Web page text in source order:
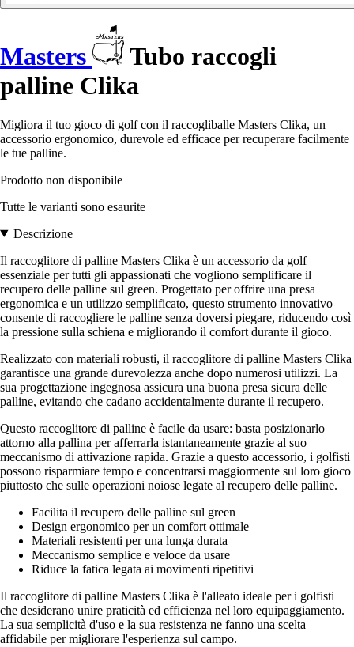
Masters
Tubo raccogli
palline Clika
Migliora il tuo gioco di golf con il raccogliballe Masters Clika, un
accessorio ergonomico, durevole ed efficace per recuperare facilmente
le tue palline.
Prodotto non disponibile
Tutte le varianti sono esaurite
Descrizione
Il raccoglitore di palline Masters Clika è un accessorio da golf
essenziale per tutti gli appassionati che vogliono semplificare il
recupero delle palline sul green. Progettato per offrire una presa
ergonomica e un utilizzo semplificato, questo strumento innovativo
consente di raccogliere le palline senza doversi piegare, riducendo così
la pressione sulla schiena e migliorando il comfort durante il gioco.
Realizzato con materiali robusti, il raccoglitore di palline Masters Clika
garantisce una grande durevolezza anche dopo numerosi utilizzi. La
sua progettazione ingegnosa assicura una buona presa sicura delle
palline, evitando che cadano accidentalmente durante il recupero.
Questo raccoglitore di palline è facile da usare: basta posizionarlo
attorno alla pallina per afferrarla istantaneamente grazie al suo
meccanismo di attivazione rapida. Grazie a questo accessorio, i golfisti
possono risparmiare tempo e concentrarsi maggiormente sul loro gioco
piuttosto che sulle operazioni noiose legate al recupero delle palline.
Facilita il recupero delle palline sul green
Design ergonomico per un comfort ottimale
Materiali resistenti per una lunga durata
Meccanismo semplice e veloce da usare
Riduce la fatica legata ai movimenti ripetitivi
Il raccoglitore di palline Masters Clika è l'alleato ideale per i golfisti
che desiderano unire praticità ed efficienza nel loro equipaggiamento.
La sua semplicità d'uso e la sua resistenza ne fanno una scelta
affidabile per migliorare l'esperienza sul campo.